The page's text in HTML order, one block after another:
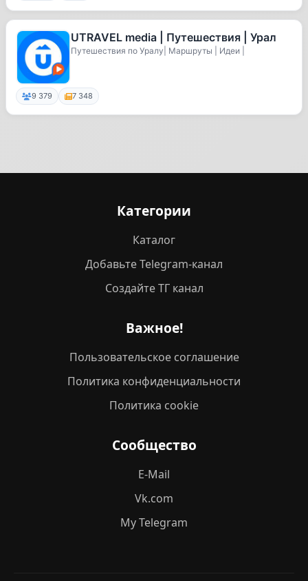
UTRAVEL media | Путешествия | Урал
Путешествия по Уралу| Маршруты | Идеи |
9 379 7 348
Категории
Каталог
Добавьте Telegram-канал
Создайте ТГ канал
Важное!
Пользовательское соглашение
Политика конфиденциальности
Политика cookie
Сообщество
E-Mail
Vk.com
My Telegram